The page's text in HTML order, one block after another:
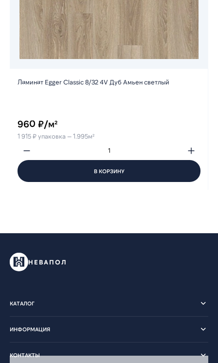
Ламинат Egger Classic 8/32 4V Дуб Амьен светлый
960 ₽/м²
1 915 ₽ упаковка — 1.995м²
В КОРЗИНУ
НЕВАПОЛ
КАТАЛОГ
ИНФОРМАЦИЯ
КОНТАКТЫ